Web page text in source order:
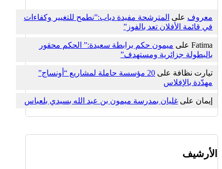
معروف على المترشحة مفيدة دياب:”نطمح للتغيير وكفاءات
في قائمة الأفلان تعد بالفوز”
Fatima على ميمون حكم برابطة سعيدة:” الحكم محقور
بالبطولة جزائرية ومستهدف”
تيارت نظافة على
20 مؤسسة حاملة لمشاريع “أونساج”
مهدّدة بالإفلاس
إيمان على غليان بمدرسة ميمون بن عبد الله بسيدي بلعباس
الأرشيف